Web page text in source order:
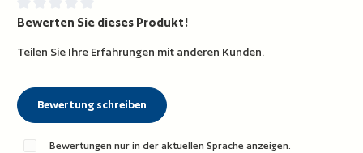
Durchschnittliche Bewertung von 0 von 5 Sternen
Bewerten Sie dieses Produkt!
Teilen Sie Ihre Erfahrungen mit anderen Kunden.
Bewertung schreiben
Bewertungen nur in der aktuellen Sprache anzeigen.